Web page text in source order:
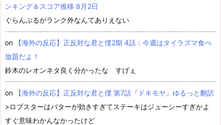
ンキング＆スコア推移 8月2日
ぐらんぶるがランク外なんてありえない
on
【海外の反応】正反対な君と僕2期 4話：今週はタイラズマ食べ
放題だよ！
鈴木のレオンネタ良く分かったな すげぇ
on
【海外の反応】正反対な君と僕 第7話『ドキモヤ』ゆるっと翻訳
>ロブスターはバターが効きすぎてステーキはジューシーすぎかよ
すぐ意味わかんなかったけど